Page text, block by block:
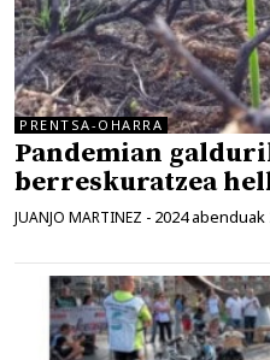
PRENTSA-OHARRA
Pandemian
berreskuratzea
JUANJO MARTINEZ - 2024 abenduak